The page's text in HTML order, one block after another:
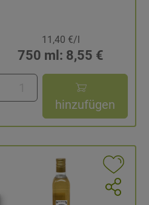
11,40 €/l
750 ml: 8,55 €
hinzufügen